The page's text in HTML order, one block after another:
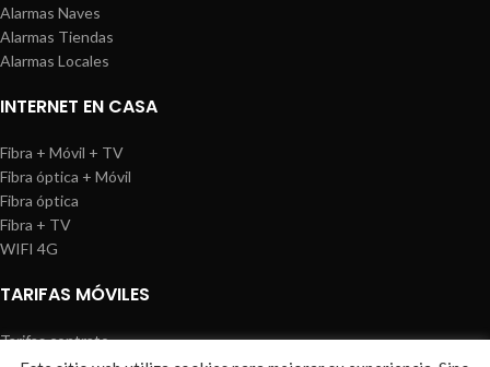
Alarmas Naves
Alarmas Tiendas
Alarmas Locales
INTERNET EN CASA
Fibra + Móvil + TV
Fibra óptica + Móvil
Fibra óptica
Fibra + TV
WIFI 4G
TARIFAS MÓVILES
Tarifas contrato